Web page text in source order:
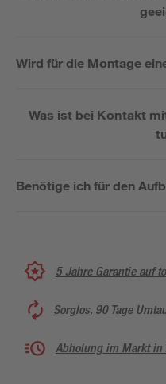
Wird für die Montage
Was ist bei Kontakt
Benötige ich für den
5 Jahre Garantie auf
Sorglos, 90 Tage
Abholung im Markt in